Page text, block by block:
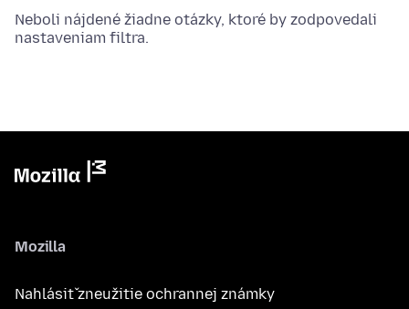
Neboli nájdené žiadne otázky, ktoré by zodpovedali
nastaveniam filtra.
Mozilla
Nahlásiť zneužitie ochrannej známky